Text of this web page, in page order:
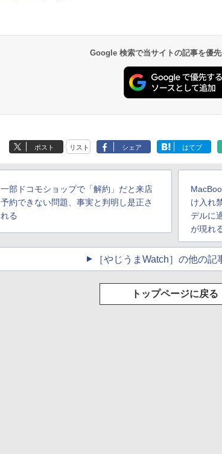
Google 検索で当サイトの記事を優
ポスト リスト シェア はてブ
一部ドコモショップで「解約」だと来店
予約できない問題、事実と判明し是正さ
れる
け入れ
デルに
が現れ
［やじうまWatch］の他の記
トップページに戻る